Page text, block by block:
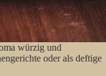
würzig und
oder als deftige